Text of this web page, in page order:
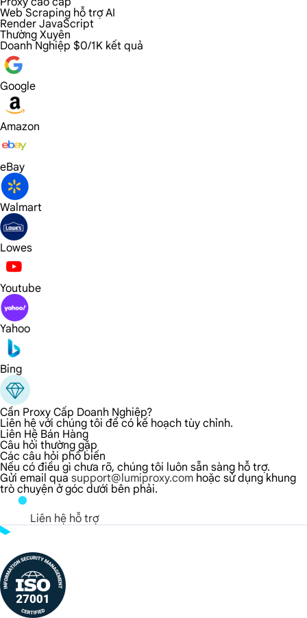
Web Scraping hỗ trợ AI
Render JavaScript
Thường Xuyên
Doanh Nghiệp $0/1K kết quả
Google
Amazon
eBay
Walmart
Lowes
Youtube
Yahoo
Bing
Cần Proxy Cấp Doanh Nghiệp?
Liên hệ với chúng tôi để có kế hoạch tùy chỉnh.
Liên Hệ Bán Hàng
Câu hỏi thường gặp
Các câu hỏi phổ biến
Nếu có điều gì chưa rõ, chúng tôi luôn sẵn sàng hỗ trợ.
Gửi email qua support@lumiproxy.com hoặc sử dụng khung
trò chuyện ở góc dưới bên phải.
Liên hệ hỗ trợ